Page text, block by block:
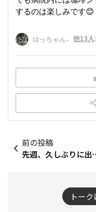
するのは楽しみです😊
はっちゃん、 他13人
前の投稿
先週、久しぶりに出社勤務したら私の机の上に、名古屋の金しゃちシ
トー